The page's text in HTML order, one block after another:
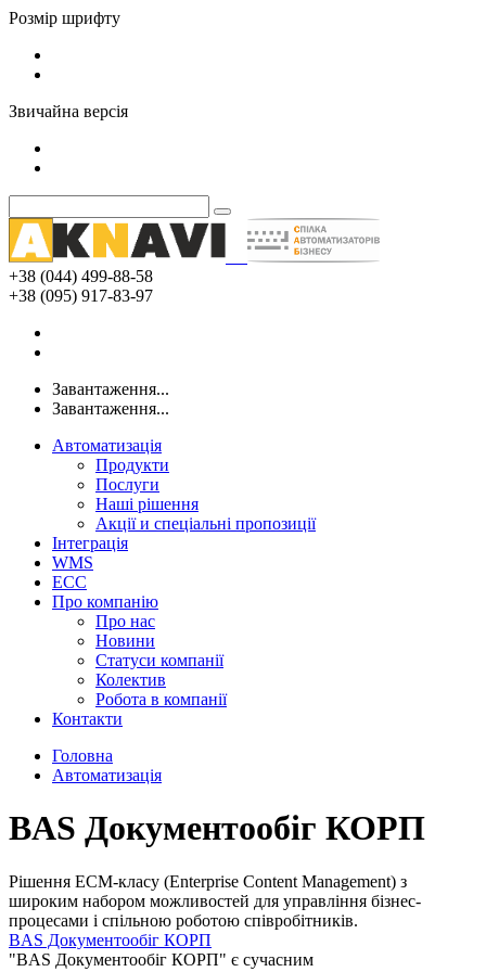
Розмір шрифту
Звичайна версія
+38 (044) 499-88-58
+38 (095) 917-83-97
Завантаження...
Завантаження...
Автоматизація
Продукти
Послуги
Наші рішення
Акції и спеціальні пропозиції
Інтеграція
WMS
ECC
Про компанію
Про нас
Новини
Cтатуси компанії
Колектив
Робота в компанії
Контакти
Головна
Автоматизація
BAS Документообіг КОРП
Рішення ECM-класу (Enterprise Content Management) з
широким набором можливостей для управління бізнес-
процесами і спільною роботою співробітників.
BAS Документообіг КОРП
"BAS Документообіг КОРП" є сучасним